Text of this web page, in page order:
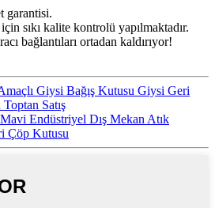
garantisi.
sıkı kalite kontrolü yapılmaktadır.
bağlantıları ortadan kaldırıyor!
Giysi Bağış Kutusu Giysi Geri
Satış
Endüstriyel Dış Mekan Atık
Çöp Kutusu